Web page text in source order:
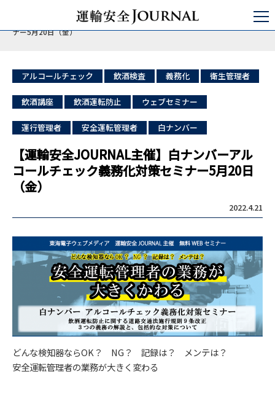
セミナ・コンサルティング
【運輸安全JOURNAL主催】白ナンバーアルコールチェック義務化対策セミ
ナー5月20日（金）
アルコールチェック 飲酒検査 義務化 衛生管理者
飲酒講座 飲酒運転防止 ウェブセミナー
運行管理者 安全運転管理者 白ナンバー
【運輸安全JOURNAL主催】白ナンバーアル
コールチェック義務化対策セミナー5月20日
（金）
2022.4.21
どんな検知器ならOK？ NG？ 記録は？ メンテは？
安全運転管理者の業務が大きく変わる